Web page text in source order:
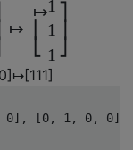
↦
↦1
1
1
0]↦[111]
[0, 1, 0, 0]]